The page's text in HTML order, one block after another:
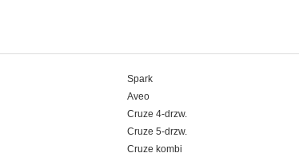
Spark
Aveo
Cruze 4-drzw.
Cruze 5-drzw.
Cruze kombi